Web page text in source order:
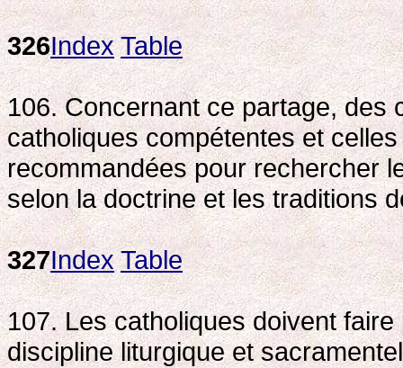
326Index Table
106. Concernant ce partage, des
catholiques compétentes et
recommandées pour rechercher
selon la doctrine et les traditions
327Index Table
107. Les catholiques doivent
discipline liturgique et